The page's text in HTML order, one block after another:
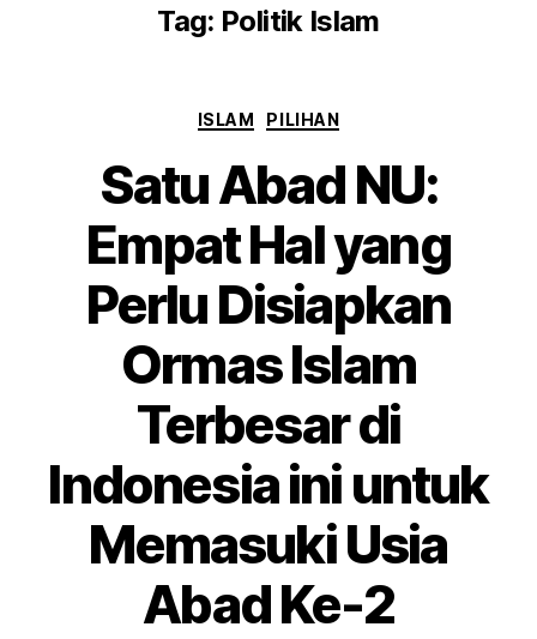
Tag: Politik Islam
ISLAM PILIHAN
Satu Abad NU:
Empat Hal yang
Perlu Disiapkan
Ormas Islam
Terbesar di
Indonesia ini untuk
Memasuki Usia
Abad Ke-2